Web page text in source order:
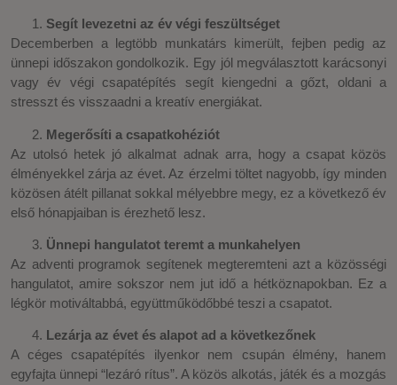
Segít levezetni az év végi feszültséget
Decemberben a legtöbb munkatárs kimerült, fejben pedig az
ünnepi időszakon gondolkozik. Egy jól megválasztott karácsonyi
vagy év végi csapatépítés segít kiengedni a gőzt, oldani a
stresszt és visszaadni a kreatív energiákat.
Megerősíti a csapatkohéziót
Az utolsó hetek jó alkalmat adnak arra, hogy a csapat közös
élményekkel zárja az évet. Az érzelmi töltet nagyobb, így minden
közösen átélt pillanat sokkal mélyebbre megy, ez a következő év
első hónapjaiban is érezhető lesz.
Ünnepi hangulatot teremt a munkahelyen
Az adventi programok segítenek megteremteni azt a közösségi
hangulatot, amire sokszor nem jut idő a hétköznapokban. Ez a
légkör motiváltabbá, együttműködőbbé teszi a csapatot.
Lezárja az évet és alapot ad a következőnek
A céges csapatépítés ilyenkor nem csupán élmény, hanem
egyfajta ünnepi “lezáró rítus”. A közös alkotás, játék és a mozgás